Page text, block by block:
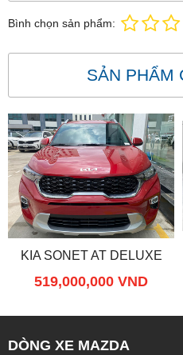
Bình chọn sản phẩm:
SẢN PHẨM
KIA SONET AT DELUXE
519,000,000 VND
DÒNG XE MAZDA